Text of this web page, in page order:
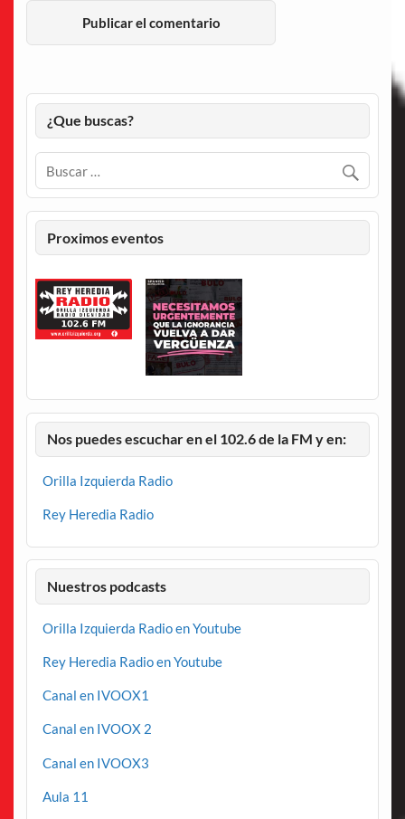
¿Que buscas?
Proximos eventos
Nos puedes escuchar en el 102.6 de la FM y en:
Orilla Izquierda Radio
Rey Heredia Radio
Nuestros podcasts
Orilla Izquierda Radio en Youtube
Rey Heredia Radio en Youtube
Canal en IVOOX1
Canal en IVOOX 2
Canal en IVOOX3
Aula 11